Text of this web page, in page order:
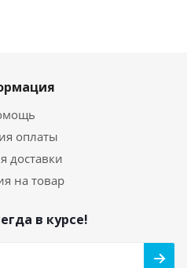
оплаты
доставки
на товар
в курсе!